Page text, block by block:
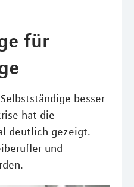
für
besser
hat die
deutlich gezeigt.
und